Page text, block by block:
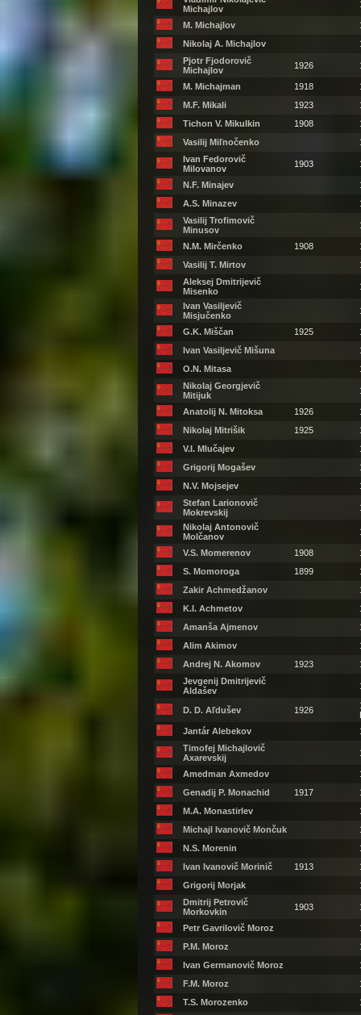
Michajlov
M. Michajlov
Nikolaj A. Michajlov
Pjotr Fjodorovič
Michajlov
1926
M. Michajman 1918
M.F. Mikali
1923
Tichon V. Mikulkin
1908
Vasilij Miľnočenko
Ivan Fedorovič
Milovanov
1903
N.F. Minajev
A.S. Minazev
Vasilij Trofimovič
Minusov
N.M. Mirčenko 1908
Vasilij T. Mirtov
Aleksej Dmitrijevič
Misenko
Ivan Vasiljevič
Misjučenko
G.K. Miščan 1925
Ivan Vasiljevič Mišuna
O.N. Mitasa
Nikolaj Georgjevič
Mitijuk
Anatolij N. Mitoksa 1926
Nikolaj Mitrišik
1925
V.I. Mlučajev
Grigorij Mogašev
N.V. Mojsejev
Stefan Larionovič
Mokrevskij
Nikolaj Antonovič
Molčanov
V.S. Momerenov 1908
S. Momoroga
1899
Zakir Achmedžanov
K.I. Achmetov
Amanša Ajmenov
Alim Akimov
Andrej N. Akomov
1923
Jevgenij Dmitrijevič
Aldašev
D. D. Aľdušev 1926
Jantár Alebekov
Timofej Michajlovič
Axarevskij
Amedman Axmedov
Genadij P. Monachid
1917
M.A. Monastirlev
Michajl Ivanovič Mončuk
N.S. Morenin
Ivan Ivanovič Morinič
1913
Grigorij Morjak
Dmitrij Petrovič
Morkovkin
1903
Petr Gavrilovič Moroz
P.M. Moroz
Ivan Germanovič Moroz
F.M. Moroz
T.S. Morozenko